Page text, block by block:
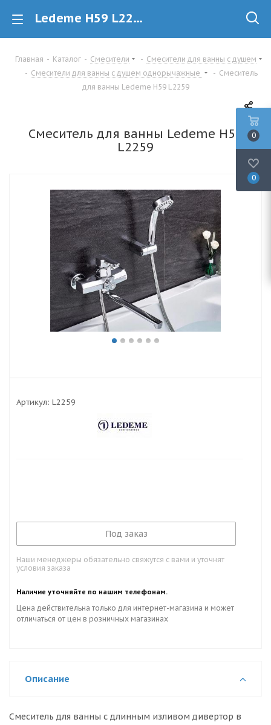
Ledeme H59 L2259 Смеситель для ванны купить в Минске
Главная - Каталог - Смесители - Смесители для ванны с душем
- Смесители для ванны с душем однорычажные - Смеситель
для ванны Ledeme H59 L2259
Смеситель для ванны Ledeme H59
L2259
Артикул: L2259
Под заказ
Наши менеджеры обязательно свяжутся с вами и уточнят
условия заказа
Наличие уточняйте по нашим телефонам.
Цена действительна только для интернет-магазина и может
отличаться от цен в розничных магазинах
Описание
Смеситель для ванны с длинным изливом дивертор в
0
0